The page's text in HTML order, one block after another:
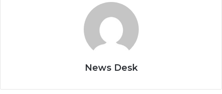
News Desk